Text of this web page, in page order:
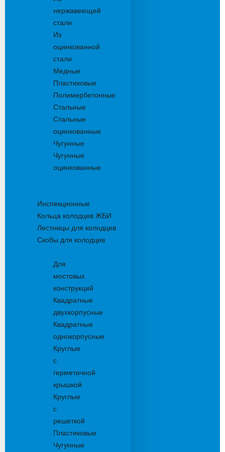
нержавеющей
стали
Из
оцинкованной
стали
Медные
Пластиковые
Полимербетонные
Стальные
Стальные
оцинкованные
Чугунные
Чугунные
оцинкованные
Инспекционные
Кольца колодцев ЖБИ
Лестницы для колодцев
Скобы для колодцев
Для
мостовых
конструкций
Квадратные
двухкорпусные
Квадратные
однокорпусные
Круглые
с
герметичной
крышкой
Круглые
с
решеткой
Пластиковые
Чугунные